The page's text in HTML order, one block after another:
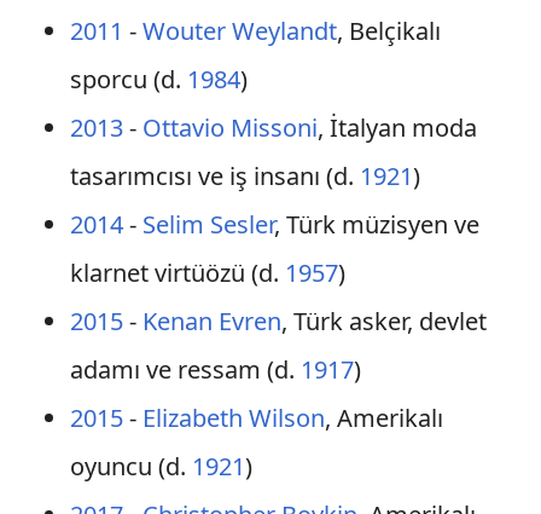
2011 -Wouter Weylandt, Belçikalı
sporcu (d. 1984)
2013- Ottavio Missoni, İtalyan moda
tasarımcısı ve iş insanı (d. 1921)
2014- Selim Sesler, Türk müzisyen ve
klarnet virtüözü (d. 1957)
2015- Kenan Evren, Türk asker, devlet
adamı ve ressam (d. 1917)
2015- Elizabeth Wilson, Amerikalı
oyuncu (d. 1921)